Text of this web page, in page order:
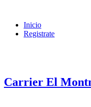
Inicio
Registrate
Carrier El